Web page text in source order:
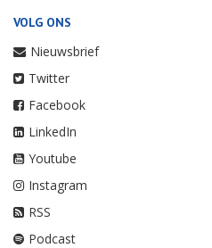
VOLG ONS
Nieuwsbrief
Twitter
Facebook
LinkedIn
Youtube
Instagram
RSS
Podcast